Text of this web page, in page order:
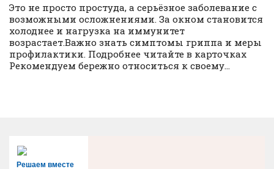
Это не просто простуда, а серьёзное заболевание с
возможными осложнениями. За окном становится
холоднее и нагрузка на иммунитет
возрастает.Важно знать симптомы гриппа и меры
профилактики. Подробнее читайте в карточках
Рекомендуем бережно относиться к своему...
Решаем вместе